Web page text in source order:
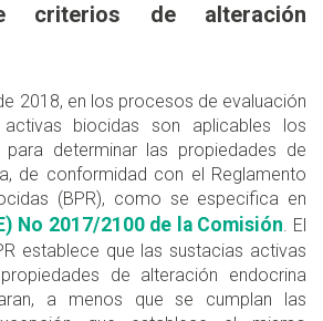
criterios de alteración
2018, en los procesos de evaluación
biocidas son aplicables los
determinar las propiedades de
de conformidad con el Reglamento
(BPR), como se especifica en
No 2017/2100 de la Comisión. El
establece que las sustacias activas
de alteración endocrina
a menos que se cumplan las